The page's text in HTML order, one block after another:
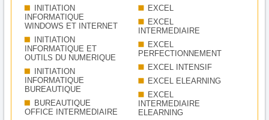
INITIATION
INFORMATIQUE
WINDOWS ET INTERNET
INITIATION
INFORMATIQUE ET
OUTILS DU NUMERIQUE
INITIATION
INFORMATIQUE
BUREAUTIQUE
BUREAUTIQUE
OFFICE INTERMEDIAIRE
EXCEL
EXCEL
INTERMEDIAIRE
EXCEL
PERFECTIONNEMENT
EXCEL INTENSIF
EXCEL ELEARNING
EXCEL
INTERMEDIAIRE
ELEARNING